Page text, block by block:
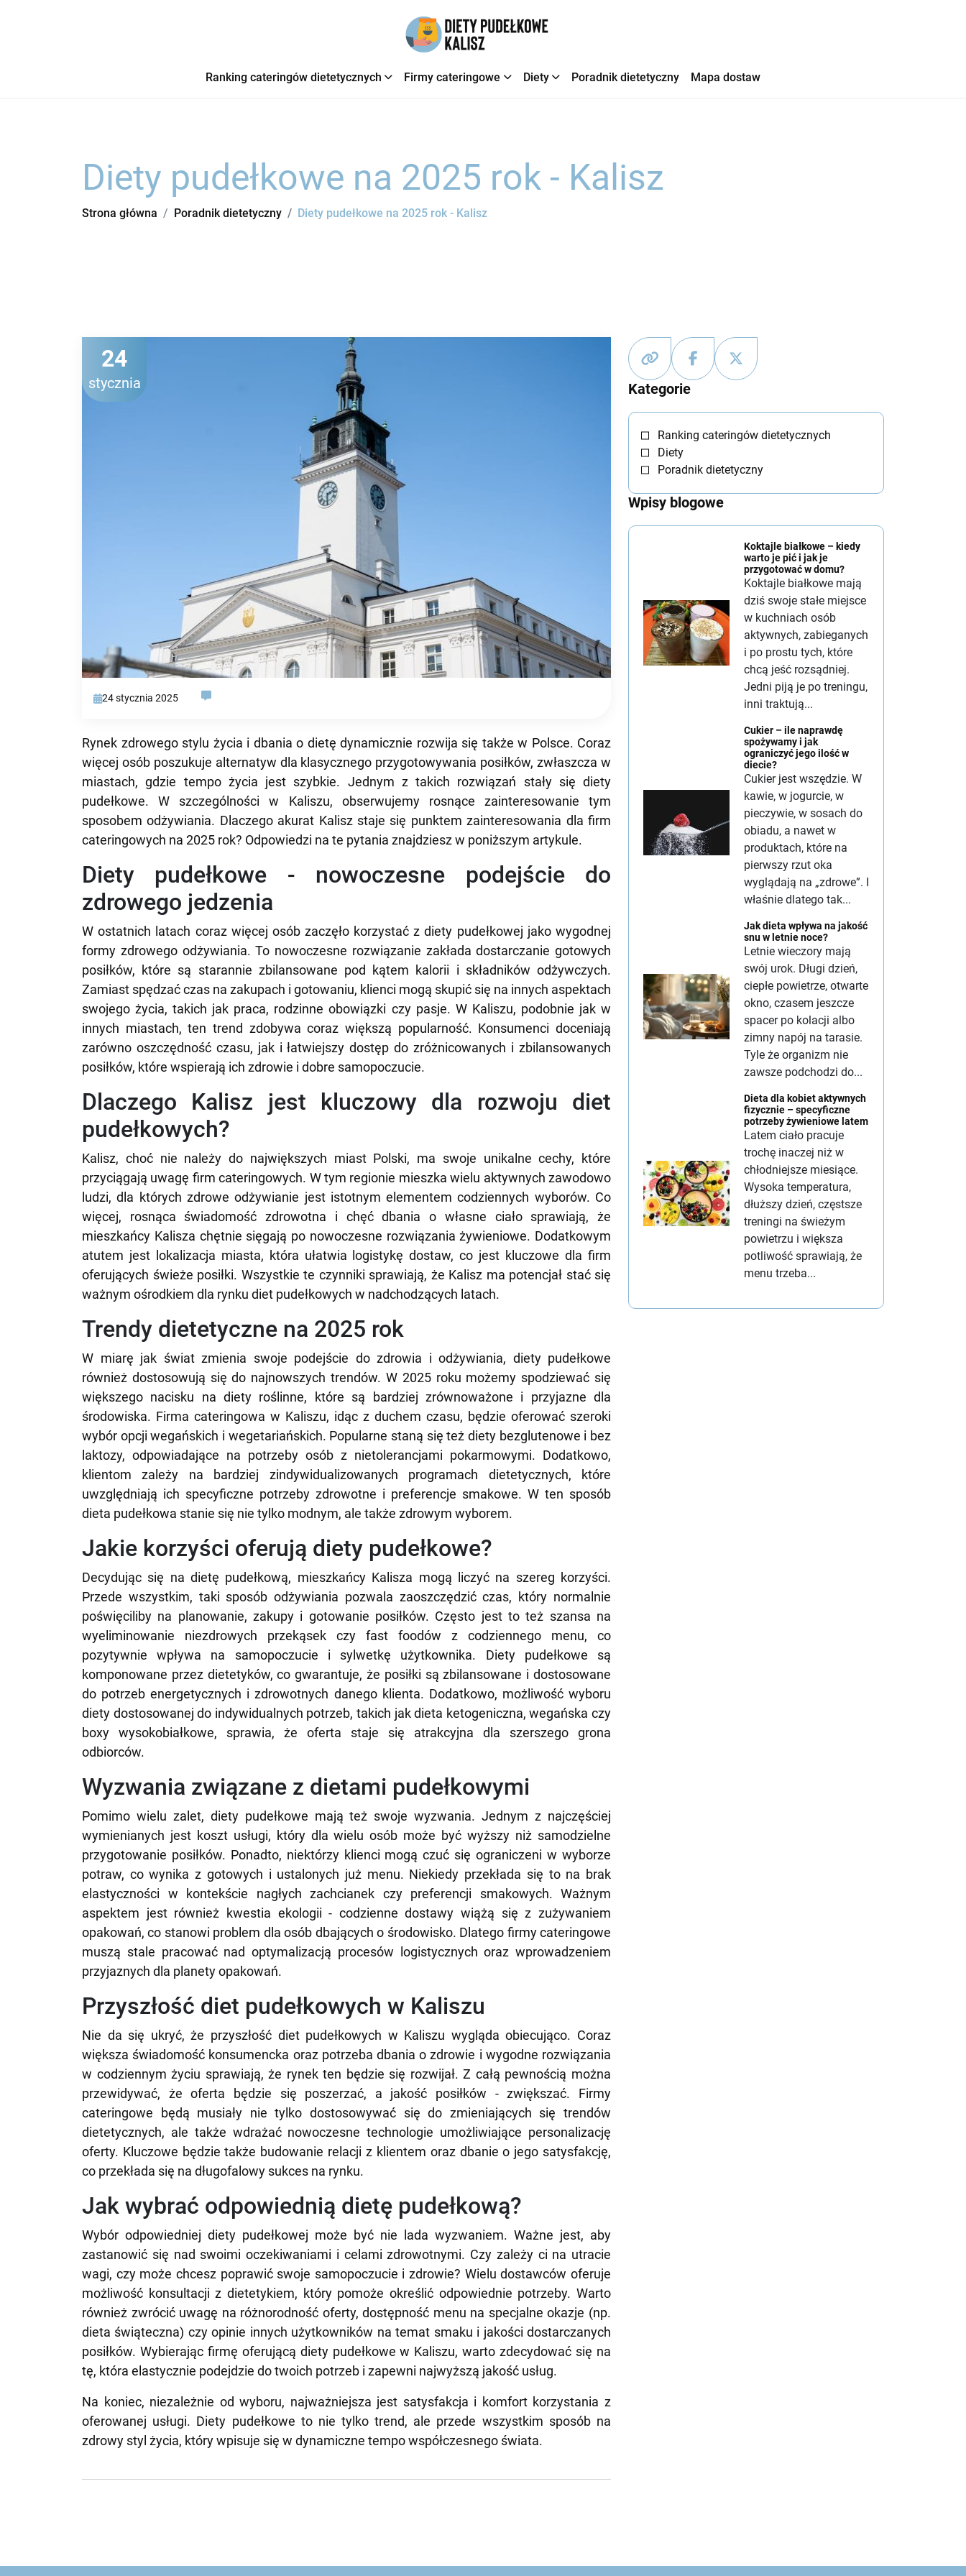
Ranking cateringów dietetycznych Firmy cateringowe Diety Poradnik dietetyczny Mapa dostaw
Diety pudełkowe na 2025 rok - Kalisz
Strona główna Poradnik dietetyczny Diety pudełkowe na 2025 rok - Kalisz
24 stycznia 2025
24
stycznia
Rynek zdrowego stylu życia i dbania o dietę dynamicznie rozwija się także w Polsce. Coraz
więcej osób poszukuje alternatyw dla klasycznego przygotowywania posiłków, zwłaszcza w
miastach, gdzie tempo życia jest szybkie. Jednym z takich rozwiązań stały się diety
pudełkowe. W szczególności w Kaliszu, obserwujemy rosnące zainteresowanie tym
sposobem odżywiania. Dlaczego akurat Kalisz staje się punktem zainteresowania dla firm
cateringowych na 2025 rok? Odpowiedzi na te pytania znajdziesz w poniższym artykule.
Diety pudełkowe - nowoczesne podejście do
zdrowego jedzenia
W ostatnich latach coraz więcej osób zaczęło korzystać z diety pudełkowej jako wygodnej
formy zdrowego odżywiania. To nowoczesne rozwiązanie zakłada dostarczanie gotowych
posiłków, które są starannie zbilansowane pod kątem kalorii i składników odżywczych.
Zamiast spędzać czas na zakupach i gotowaniu, klienci mogą skupić się na innych aspektach
swojego życia, takich jak praca, rodzinne obowiązki czy pasje. W Kaliszu, podobnie jak w
innych miastach, ten trend zdobywa coraz większą popularność. Konsumenci doceniają
zarówno oszczędność czasu, jak i łatwiejszy dostęp do zróżnicowanych i zbilansowanych
posiłków, które wspierają ich zdrowie i dobre samopoczucie.
Dlaczego Kalisz jest kluczowy dla rozwoju diet
pudełkowych?
Kalisz, choć nie należy do największych miast Polski, ma swoje unikalne cechy, które
przyciągają uwagę firm cateringowych. W tym regionie mieszka wielu aktywnych zawodowo
ludzi, dla których zdrowe odżywianie jest istotnym elementem codziennych wyborów. Co
więcej, rosnąca świadomość zdrowotna i chęć dbania o własne ciało sprawiają, że
mieszkańcy Kalisza chętnie sięgają po nowoczesne rozwiązania żywieniowe. Dodatkowym
atutem jest lokalizacja miasta, która ułatwia logistykę dostaw, co jest kluczowe dla firm
oferujących świeże posiłki. Wszystkie te czynniki sprawiają, że Kalisz ma potencjał stać się
ważnym ośrodkiem dla rynku diet pudełkowych w nadchodzących latach.
Trendy dietetyczne na 2025 rok
W miarę jak świat zmienia swoje podejście do zdrowia i odżywiania, diety pudełkowe
również dostosowują się do najnowszych trendów. W 2025 roku możemy spodziewać się
większego nacisku na diety roślinne, które są bardziej zrównoważone i przyjazne dla
środowiska. Firma cateringowa w Kaliszu, idąc z duchem czasu, będzie oferować szeroki
wybór opcji wegańskich i wegetariańskich. Popularne staną się też diety bezglutenowe i bez
laktozy, odpowiadające na potrzeby osób z nietolerancjami pokarmowymi. Dodatkowo,
klientom zależy na bardziej zindywidualizowanych programach dietetycznych, które
uwzględniają ich specyficzne potrzeby zdrowotne i preferencje smakowe. W ten sposób
dieta pudełkowa stanie się nie tylko modnym, ale także zdrowym wyborem.
Jakie korzyści oferują diety pudełkowe?
Decydując się na dietę pudełkową, mieszkańcy Kalisza mogą liczyć na szereg korzyści.
Przede wszystkim, taki sposób odżywiania pozwala zaoszczędzić czas, który normalnie
poświęciliby na planowanie, zakupy i gotowanie posiłków. Często jest to też szansa na
wyeliminowanie niezdrowych przekąsek czy fast foodów z codziennego menu, co
pozytywnie wpływa na samopoczucie i sylwetkę użytkownika. Diety pudełkowe są
komponowane przez dietetyków, co gwarantuje, że posiłki są zbilansowane i dostosowane
do potrzeb energetycznych i zdrowotnych danego klienta. Dodatkowo, możliwość wyboru
diety dostosowanej do indywidualnych potrzeb, takich jak dieta ketogeniczna, wegańska czy
boxy wysokobiałkowe, sprawia, że oferta staje się atrakcyjna dla szerszego grona
odbiorców.
Wyzwania związane z dietami pudełkowymi
Pomimo wielu zalet, diety pudełkowe mają też swoje wyzwania. Jednym z najczęściej
wymienianych jest koszt usługi, który dla wielu osób może być wyższy niż samodzielne
przygotowanie posiłków. Ponadto, niektórzy klienci mogą czuć się ograniczeni w wyborze
potraw, co wynika z gotowych i ustalonych już menu. Niekiedy przekłada się to na brak
elastyczności w kontekście nagłych zachcianek czy preferencji smakowych. Ważnym
aspektem jest również kwestia ekologii - codzienne dostawy wiążą się z zużywaniem
opakowań, co stanowi problem dla osób dbających o środowisko. Dlatego firmy cateringowe
muszą stale pracować nad optymalizacją procesów logistycznych oraz wprowadzeniem
przyjaznych dla planety opakowań.
Przyszłość diet pudełkowych w Kaliszu
Nie da się ukryć, że przyszłość diet pudełkowych w Kaliszu wygląda obiecująco. Coraz
większa świadomość konsumencka oraz potrzeba dbania o zdrowie i wygodne rozwiązania
w codziennym życiu sprawiają, że rynek ten będzie się rozwijał. Z całą pewnością można
przewidywać, że oferta będzie się poszerzać, a jakość posiłków - zwiększać. Firmy
cateringowe będą musiały nie tylko dostosowywać się do zmieniających się trendów
dietetycznych, ale także wdrażać nowoczesne technologie umożliwiające personalizację
oferty. Kluczowe będzie także budowanie relacji z klientem oraz dbanie o jego satysfakcję,
co przekłada się na długofalowy sukces na rynku.
Jak wybrać odpowiednią dietę pudełkową?
Wybór odpowiedniej diety pudełkowej może być nie lada wyzwaniem. Ważne jest, aby
zastanowić się nad swoimi oczekiwaniami i celami zdrowotnymi. Czy zależy ci na utracie
wagi, czy może chcesz poprawić swoje samopoczucie i zdrowie? Wielu dostawców oferuje
możliwość konsultacji z dietetykiem, który pomoże określić odpowiednie potrzeby. Warto
również zwrócić uwagę na różnorodność oferty, dostępność menu na specjalne okazje (np.
dieta świąteczna) czy opinie innych użytkowników na temat smaku i jakości dostarczanych
posiłków. Wybierając firmę oferującą diety pudełkowe w Kaliszu, warto zdecydować się na
tę, która elastycznie podejdzie do twoich potrzeb i zapewni najwyższą jakość usług.
Na koniec, niezależnie od wyboru, najważniejsza jest satysfakcja i komfort korzystania z
oferowanej usługi. Diety pudełkowe to nie tylko trend, ale przede wszystkim sposób na
zdrowy styl życia, który wpisuje się w dynamiczne tempo współczesnego świata.
Kategorie
Ranking cateringów dietetycznych
Diety
Poradnik dietetyczny
Wpisy blogowe
Koktajle białkowe – kiedy
warto je pić i jak je
przygotować w domu?
Koktajle białkowe mają
dziś swoje stałe miejsce
w kuchniach osób
aktywnych, zabieganych
i po prostu tych, które
chcą jeść rozsądniej.
Jedni piją je po treningu,
inni traktują...
Cukier – ile naprawdę
spożywamy i jak
ograniczyć jego ilość w
diecie?
Cukier jest wszędzie. W
kawie, w jogurcie, w
pieczywie, w sosach do
obiadu, a nawet w
produktach, które na
pierwszy rzut oka
wyglądają na „zdrowe”. I
właśnie dlatego tak...
Jak dieta wpływa na jakość
snu w letnie noce?
Letnie wieczory mają
swój urok. Długi dzień,
ciepłe powietrze, otwarte
okno, czasem jeszcze
spacer po kolacji albo
zimny napój na tarasie.
Tyle że organizm nie
zawsze podchodzi do...
Dieta dla kobiet aktywnych
fizycznie – specyficzne
potrzeby żywieniowe latem
Latem ciało pracuje
trochę inaczej niż w
chłodniejsze miesiące.
Wysoka temperatura,
dłuższy dzień, częstsze
treningi na świeżym
powietrzu i większa
potliwość sprawiają, że
menu trzeba...